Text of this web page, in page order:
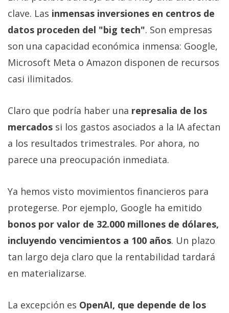
clave. Las inmensas inversiones en centros de
datos proceden del "big tech". Son empresas
son una capacidad económica inmensa: Google,
Microsoft Meta o Amazon disponen de recursos
casi ilimitados.
Claro que podría haber una represalia de los
mercados si los gastos asociados a la IA afectan
a los resultados trimestrales. Por ahora, no
parece una preocupación inmediata.
Ya hemos visto movimientos financieros para
protegerse. Por ejemplo, Google ha emitido
bonos por valor de 32.000 millones de dólares,
incluyendo vencimientos a 100 años. Un plazo
tan largo deja claro que la rentabilidad tardará
en materializarse.
La excepción es OpenAI, que depende de los